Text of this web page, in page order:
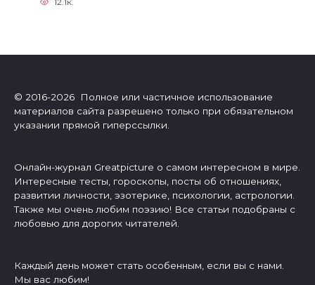
© 2016-2026 Полное или частичное использование
материалов сайта разрешено только при обязательном
указании прямой гиперссылки.
Онлайн-журнал Greatpicture о самом интересном в мире.
Интересные тесты, гороскопы, посты об отношениях,
развитии личности, эзотерике, психологии, астрологии.
Также мы очень любим поэзию! Все статьи подобраны с
любовью для дорогих читателей.
Каждый день может стать особенным, если вы с нами.
Мы вас любим!